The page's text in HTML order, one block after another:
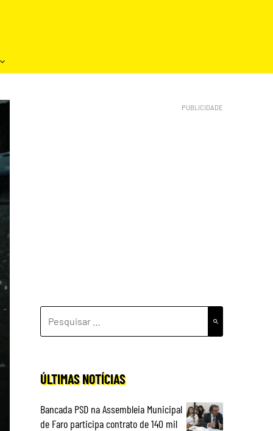
POR:
ÚLTIMAS NOTÍCIAS
Bancada PSD na Assembleia Municipal
de Faro participa contrato de 140 mil